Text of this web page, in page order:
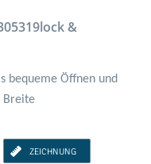
&
bequeme Öffnen und
Breite
ZEICHNUNG